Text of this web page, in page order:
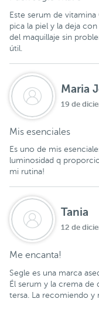
Este serum de
pica la piel y la deja
del maquillaje sin
útil.
Maria
19 de
Mis esenciales
Es uno de mis
luminosidad q
mi rutina!
Tania
12 de
Me encanta!
Segle es una marca
Él serum y la crema de
tersa. La recomiendo y